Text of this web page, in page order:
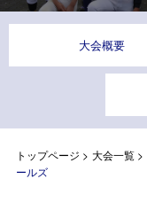
大会概要
トップページ > 大会一覧>
ールズ